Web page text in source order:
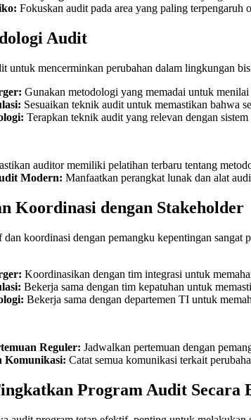
Fokuskan audit pada area yang paling terpengaruh
Audit
untuk mencerminkan perubahan dalam lingkungan
Gunakan metodologi yang memadai untuk
Sesuaikan teknik audit untuk memastikan bahwa
Terapkan teknik audit yang relevan dengan
auditor memiliki pelatihan terbaru tentang
Modern: Manfaatkan perangkat lunak dan alat
Koordinasi dengan Stakeholder
koordinasi dengan pemangku kepentingan sangat
Koordinasikan dengan tim integrasi untuk
Bekerja sama dengan tim kepatuhan untuk
Bekerja sama dengan departemen TI untuk
Reguler: Jadwalkan pertemuan dengan
Komunikasi: Catat semua komunikasi terkait
Program Audit Secara